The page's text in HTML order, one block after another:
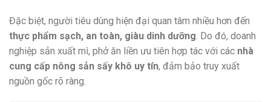
Đặc biệt, người tiêu dùng hiện đại quan tâm nhiều hơn đến
thực phẩm sạch, an toàn, giàu dinh dưỡng. Do đó, doanh
nghiệp sản xuất mì, phở ăn liền ưu tiên hợp tác với các nhà
cung cấp nông sản sấy khô uy tín, đảm bảo truy xuất
nguồn gốc rõ ràng.